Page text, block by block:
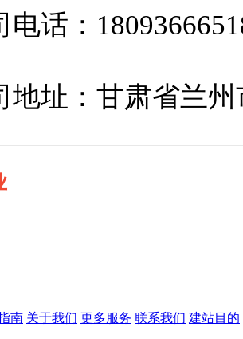
电话：
地址：甘肃省兰
南 关于我们 更多服务 联系我们 建站目的